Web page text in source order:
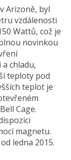
Arizoně, byl
vzdálenosti
Wattů, což je
novinkou
chladu,
teploty pod
teplot je
Cage.
magnetu.
ledna 2015.